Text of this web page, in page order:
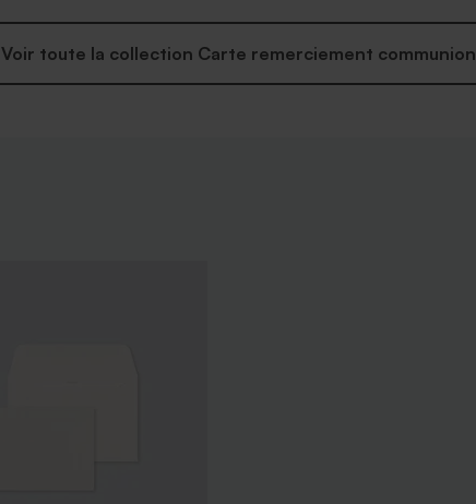
Voir toute la collection Carte remerciement communion